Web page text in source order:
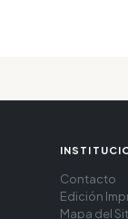
Contacto
Edición
Mapa del